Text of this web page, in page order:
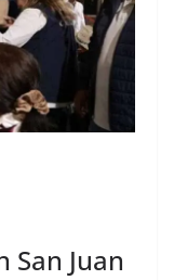
Juan